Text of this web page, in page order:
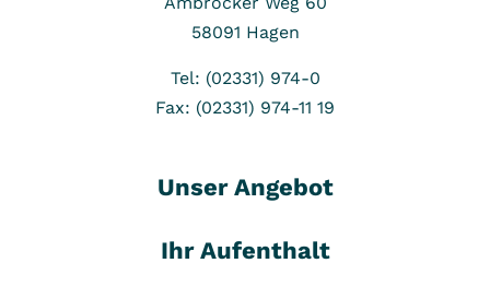
58091 Hagen
Tel: (02331) 974-0
Fax: (02331) 974-11 19
Unser Angebot
Ihr Aufenthalt